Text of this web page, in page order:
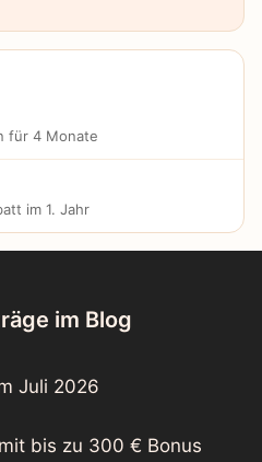
für 4 Monate
im 1. Jahr
im Blog
Juli 2026
bis zu 300 € Bonus